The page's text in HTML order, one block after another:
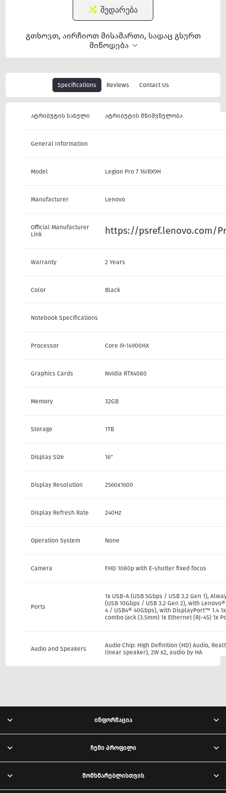
შედარება
გთხოვთ, აირჩიოთ მისამართი, სადაც გსურთ
მიწოდება
Specifications Reviews Contact Us
ატრიბუტის სახელი ატრიბუტის მნიშვნელობა
General Information
Model Legion Pro 7 16IRX9H
Manufacturer Lenovo
Official Manufacturer
Link
https://psref.lenovo.com/
Warranty 2 Years
Color Black
Notebook Specifications
Processor Core i9-14900HX
Graphics Cards Nvidia RTX4080
Memory 32GB
Storage 1TB
Display Size 16"
Display Resolution 2560x1600
Display Refresh Rate 240Hz
Operation System None
Camera FHD 1080p with E-shutter fixed focus
Ports
1x USB-A (USB 5Gbps / USB 3.2 Gen 1),
(USB 10Gbps / USB 3.2 Gen 2), with
4 / USB4® 40Gbps), with DisplayPort™ 1.4
combo jack (3.5mm) 1x Ethernet (RJ-45) 1x
Audio and Speakers
Audio Chip: High Definition (HD) Audio,
linear speaker), 2W x2, audio by HA
ინფორმაცია
ჩემი პროფილი
მომხმარებლისთვის